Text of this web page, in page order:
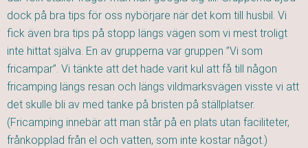
dock på bra tips för oss nybörjare när det kom till husbil. Vi
fick även bra tips på stopp längs vägen som vi mest troligt
inte hittat själva. En av grupperna var gruppen ”Vi som
fricampar”. Vi tänkte att det hade varit kul att få till någon
fricamping längs resan och längs vildmarksvägen visste vi att
det skulle bli av med tanke på bristen på ställplatser.
(Fricamping innebär att man står på en plats utan faciliteter,
frånkopplad från el och vatten, som inte kostar något.)